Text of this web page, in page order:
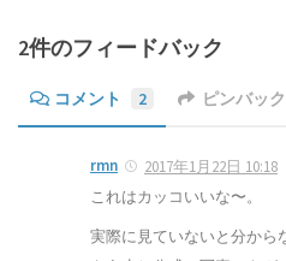
2件のフィードバック
コメント 2 ピンバック
rmn
2017年1月22日 10:18
これはカッコいいな〜。
実際に見ていないと分から